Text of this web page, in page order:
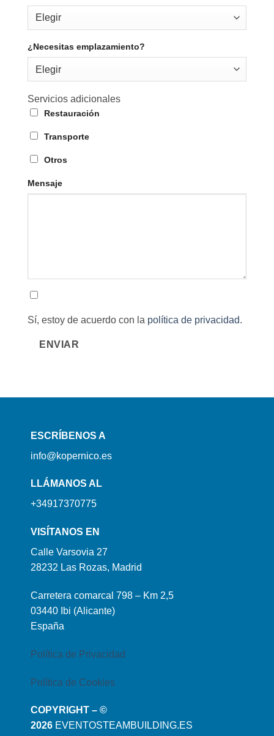
¿Necesitas emplazamiento?
Servicios adicionales
Restauración
Transporte
Otros
Mensaje
Sí, estoy de acuerdo con la política de privacidad.
ENVIAR
ESCRÍBENOS A
info@kopernico.es
LLÁMANOS AL
+34917370775
VISÍTANOS EN
Calle Varsovia 27
28232 Las Rozas, Madrid
Carretera comarcal 798 – Km 2,5
03440 Ibi (Alicante)
España
Política de Privacidad
Política de Cookies
COPYRIGHT – ©
2026 EVENTOSTEAMBUILDING.ES